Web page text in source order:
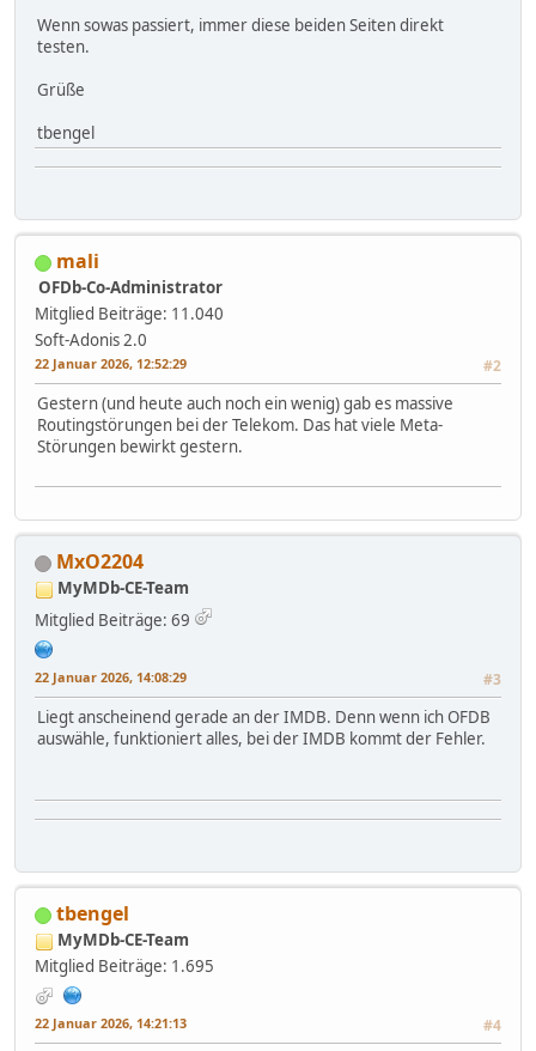
Wenn sowas passiert, immer diese beiden Seiten direkt
testen.
Grüße
tbengel
mali
OFDb-Co-Administrator
Mitglied Beiträge: 11.040
Soft-Adonis 2.0
22 Januar 2026, 12:52:29 #2
Gestern (und heute auch noch ein wenig) gab es massive
Routingstörungen bei der Telekom. Das hat viele Meta-
Störungen bewirkt gestern.
MxO2204
MyMDb-CE-Team
Mitglied Beiträge: 69
22 Januar 2026, 14:08:29 #3
Liegt anscheinend gerade an der IMDB. Denn wenn ich OFDB
auswähle, funktioniert alles, bei der IMDB kommt der Fehler.
tbengel
MyMDb-CE-Team
Mitglied Beiträge: 1.695
22 Januar 2026, 14:21:13 #4